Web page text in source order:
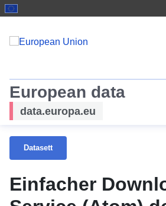
European data
data.europa.eu
Datasett
Einfacher